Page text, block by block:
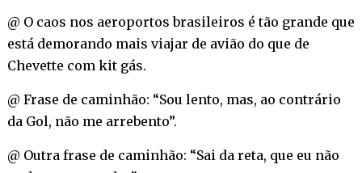
@ O caos nos aeroportos brasileiros é tão grande que
está demorando mais viajar de avião do que de
Chevette com kit gás.
@ Frase de caminhão: “Sou lento, mas, ao contrário
da Gol, não me arrebento”.
@ Outra frase de caminhão: “Sai da reta, que eu não